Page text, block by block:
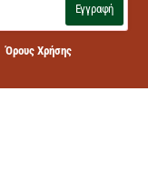
Εγγραφή
Όρους Χρήσης